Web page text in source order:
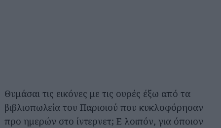
Θυμάσαι τις εικόνες με τις ουρές έξω από τα
βιβλιοπωλεία του Παρισιού που κυκλοφόρησαν
προ ημερών στο ίντερνετ; Ε λοιπόν, για όποιον